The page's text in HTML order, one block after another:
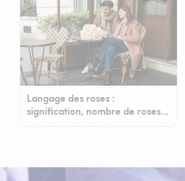
Langage des roses :
signification, nombre de roses…